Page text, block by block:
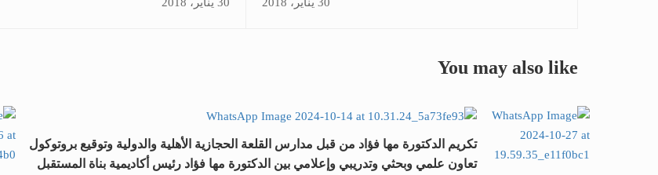
You may also like
تكريم الدكتورة مها فؤاد من قبل مدارس القلعة الحجازية الأهلية والدولية وتوقيع بروتوكول
تعاون علمي وبحثي وتدريبي وإعلامي بين الدكتورة مها فؤاد رئيس أكاديمية بناة المستقبل